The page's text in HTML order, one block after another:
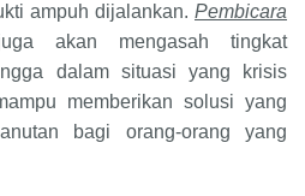
ampuh dijalankan. Pembicara
akan mengasah tingkat
dalam situasi yang krisis
memberikan solusi yang
bagi orang-orang yang